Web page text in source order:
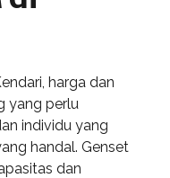
harga dan
yang perlu
individu yang
handal. Genset
dan